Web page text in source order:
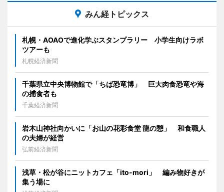
みん経トピックス
札幌・AOAOで進化学ぶスタンプラリー 小学生向けラボ
ツアーも
札幌経済新聞
千葉県立中央博物館で「ちば恐竜博」 巨大肉食恐竜や海
の捕食者も
千葉経済新聞
岩木山神社向かいに「お山の花彩食堂 龍の憩」 和食職人
の夫婦が経営
弘前経済新聞
浅草・松が谷にニットカフェ「ito-mori」 編み物好きが
集う場に